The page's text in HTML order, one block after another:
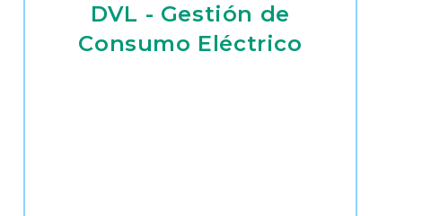
DVL - Gestión de
Consumo Eléctrico